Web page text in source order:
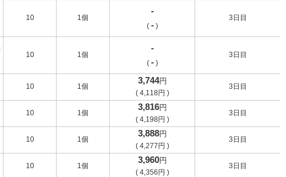
10 1個
10 1個
10 1個
10 1個
10 1個
10 1個
-
( -)
3日目
-
( -)
3日目
3,744円
( 4,118円 )
3日目
3,816円
( 4,198円 )
3日目
3,888円
( 4,277 円 )
3日目
3,960円
( 4,356 円 )
3日目